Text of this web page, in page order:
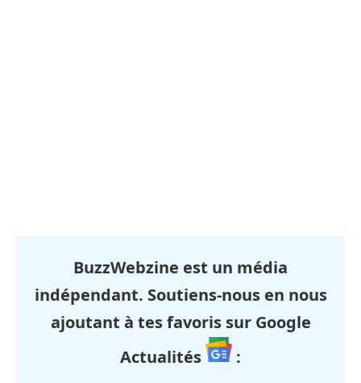
BuzzWebzine est un média
indépendant. Soutiens-nous en nous
ajoutant à tes favoris sur Google
Actualités
: